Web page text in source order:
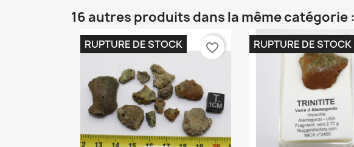
16 autres produits dans la même catégorie :
RUPTURE DE STOCK favorite_border RUPTURE DE STOCK